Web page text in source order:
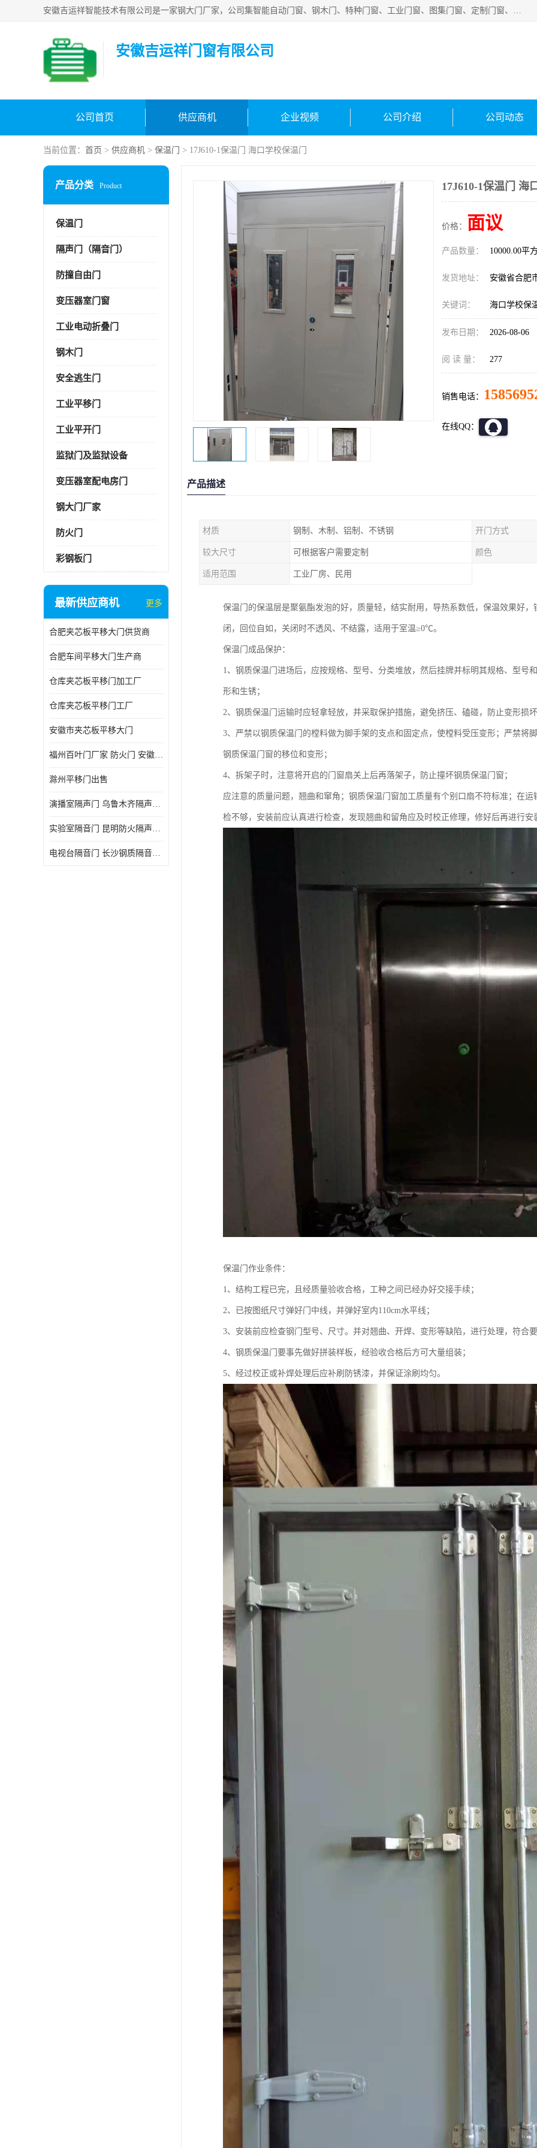
安徽吉运祥智能技术有限公司是一家钢大门厂家，公司集智能自动门窗、钢木门、特种门窗、工业门窗、图集门窗、定制门窗、非标门窗等通道产品的研发设计、制作、安装于一体的综合性、性高新技术企业。
安徽吉运祥门窗有限公司
公司首页 供应商机 企业视频 公司介绍 公司动态
当前位置： 首页 > 供应商机 > 保温门 > 17J610-1保温门 海口学校保温门
产品分类 Product
保温门
隔声门（隔音门）
防撞自由门
变压器室门窗
工业电动折叠门
钢木门
安全逃生门
工业平移门
工业平开门
监狱门及监狱设备
变压器室配电房门
钢大门厂家
防火门
彩钢板门
最新供应商机 更多
合肥夹芯板平移大门供货商
合肥车间平移大门生产商
仓库夹芯板平移门加工厂
仓库夹芯板平移门工厂
安徽市夹芯板平移大门
福州百叶门厂家 防火门 安徽吉运祥
滁州平移门出售
演播室隔声门 乌鲁木齐隔声门哪家好
实验室隔音门 昆明防火隔声门哪家好
电视台隔音门 长沙钢质隔音门哪家好
17J610-1保温门 海
价格： 面议
产品数量： 10000.00平
发货地址： 安徽省合肥
关键词： 海口学校保
发布日期： 2026-08-06
阅 读 量： 277
销售电话：
在线QQ：
产品描述
材质 钢制、木制、铝制、不锈钢 开门方式
较大尺寸 可根据客户需要定制 颜色
适用范围 工业厂房、民用
保温门的保温层是聚氨酯发泡的好，质量轻，结实耐用，导热系数低，保温效果好
闭，回位自如，关闭时不透风、不结露，适用于室温≥0℃。
保温门成品保护：
1、钢质保温门进场后，应按规格、型号、分类堆放，然后挂牌并标明其规格、型号
形和生锈；
2、钢质保温门运输时应轻拿轻放，并采取保护措施，避免挤压、磕碰，防止变形损
3、严禁以钢质保温门的樘料做为脚手架的支点和固定点，使樘料受压变形；严禁将
钢质保温门窗的移位和变形；
4、拆架子时，注意将开启的门窗扇关上后再落架子，防止撞坏钢质保温门窗；
应注意的质量问题，翘曲和窜角；钢质保温门窗加工质量有个别口扇不符标准；在
检不够，安装前应认真进行检查，发现翘曲和留角应及时校正修理，修好后再进行安
保温门作业条件：
1、结构工程已完，且经质量验收合格，工种之间已经办好交接手续；
2、已按图纸尺寸弹好门中线，并弹好室内110cm水平线；
3、安装前应检查钢门型号、尺寸。并对翘曲、开焊、变形等缺陷，进行处理，符合
4、钢质保温门要事先做好拼装样板，经验收合格后方可大量组装；
5、经过校正或补焊处理后应补刷防锈漆，并保证涂刷均匀。